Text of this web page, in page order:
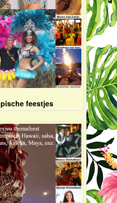
feestjes